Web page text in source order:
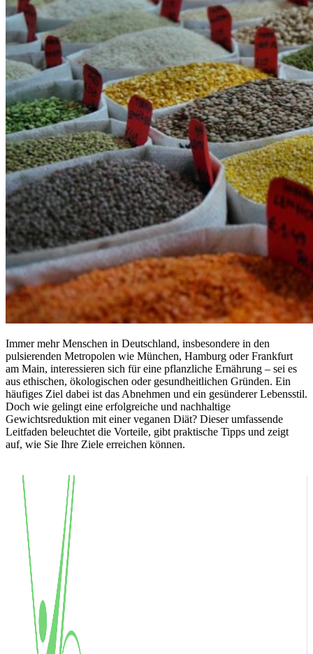
Immer mehr Menschen in Deutschland, insbesondere in den
pulsierenden Metropolen wie München, Hamburg oder Frankfurt
am Main, interessieren sich für eine pflanzliche Ernährung – sei es
aus ethischen, ökologischen oder gesundheitlichen Gründen. Ein
häufiges Ziel dabei ist das Abnehmen und ein gesünderer Lebensstil.
Doch wie gelingt eine erfolgreiche und nachhaltige
Gewichtsreduktion mit einer veganen Diät? Dieser umfassende
Leitfaden beleuchtet die Vorteile, gibt praktische Tipps und zeigt
auf, wie Sie Ihre Ziele erreichen können.